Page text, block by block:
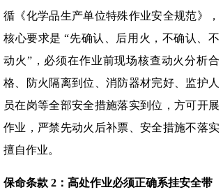
循《化学品生产单位特殊作业安全规范》，
核心要求是 “先确认、后用火，不确认、不
动火”，必须在作业前现场核查动火分析合
格、防火隔离到位、消防器材完好、监护人
员在岗等全部安全措施落实到位，方可开展
作业，严禁先动火后补票、安全措施不落实
擅自作业。
保命条款 2：高处作业必须正确系挂安全带